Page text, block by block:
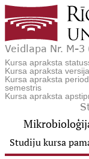
Veidlapa Nr. M-3
Kursa apraksta
Kursa apraksta
Kursa apraksta
semestris
Kursa apraksta
Studiju kursa